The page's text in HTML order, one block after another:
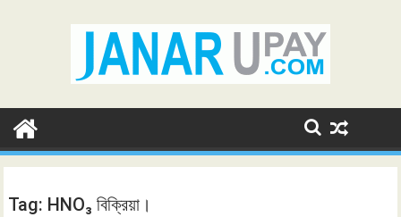
Tag: HNO₃ বিক্রিয়া।